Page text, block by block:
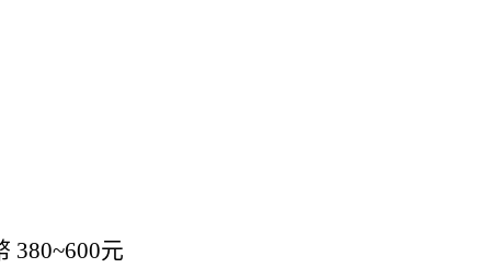
380~600元